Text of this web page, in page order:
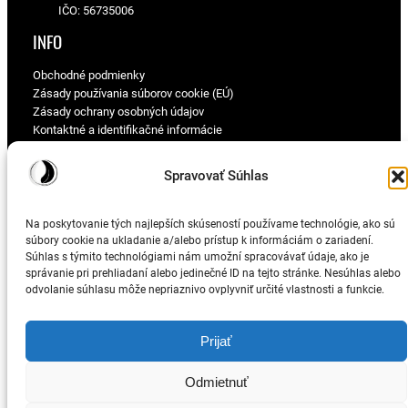
Spravovať Súhlas
Na poskytovanie tých najlepších skúseností používame technológie, ako sú
súbory cookie na ukladanie a/alebo prístup k informáciám o zariadení.
Súhlas s týmito technológiami nám umožní spracovávať údaje, ako je
správanie pri prehliadaní alebo jedinečné ID na tejto stránke. Nesúhlas alebo
odvolanie súhlasu môže nepriaznivo ovplyvniť určité vlastnosti a funkcie.
Prijať
Odmietnuť
IČO: 56735006
INFO
Obchodné podmienky
Zásady používania súborov cookie (EÚ)
Zásady ochrany osobných údajov
Kontaktné a identifikačné informácie
PRE TEBA
O čo kurva ide?